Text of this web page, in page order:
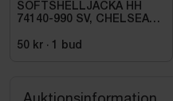
SOFTSHELLJACKA HH
74140-990 SV, CHELSEA
50 kr · 1 bud